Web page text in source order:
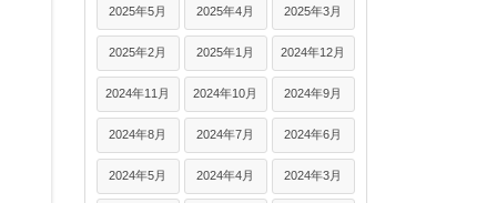
2025年5月 2025年4月 2025年3月
2025年2月 2025年1月 2024年12月
2024年11月 2024年10月 2024年9月
2024年8月 2024年7月 2024年6月
2024年5月 2024年4月 2024年3月